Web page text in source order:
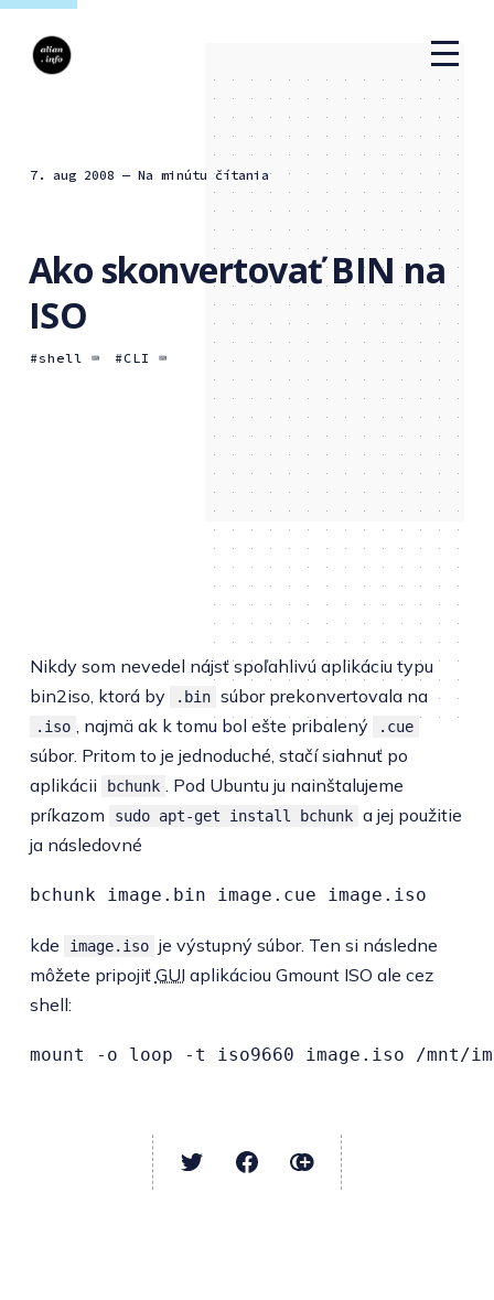
7. aug 2008 — Na minútu čítania
Ako skonvertovať BIN na
ISO
shell ⌨️ CLI ⌨️
Nikdy som nevedel nájsť spoľahlivú aplikáciu typu
bin2iso, ktorá by
.bin súbor prekonvertovala na
.iso , najmä ak k tomu bol ešte pribalený .cue
súbor. Pritom to je jednoduché, stačí siahnuť po
aplikácii
bchunk . Pod Ubuntu ju nainštalujeme
príkazom
sudo apt-get install bchunk a jej použitie
ja následovné
bchunk image.bin image.cue image.iso
kde image.iso je výstupný súbor. Ten si následne
môžete pripojiť GUI aplikáciou Gmount ISO ale cez
shell:
mount -o loop -t iso9660 image.iso /mnt/